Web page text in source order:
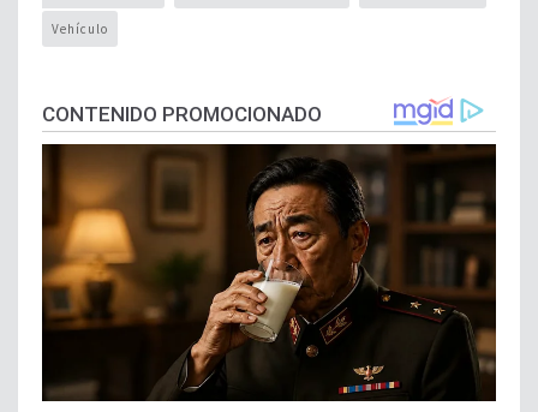
Vehículo
CONTENIDO PROMOCIONADO